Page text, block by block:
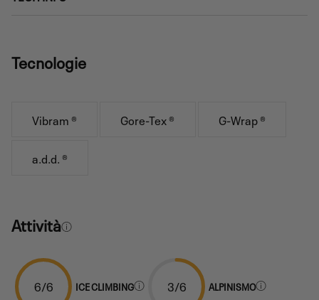
Tecnologie
Vibram ® Gore-Tex ® G-Wrap ®
a.d.d. ®
Attività
6/6 ICE CLIMBING 3/6 ALPINISMO